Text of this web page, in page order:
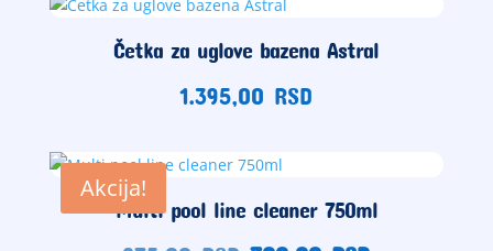
Četka za uglove bazena Astral
1.395,00 RSD
Akcija!
Multi pool line cleaner 750ml